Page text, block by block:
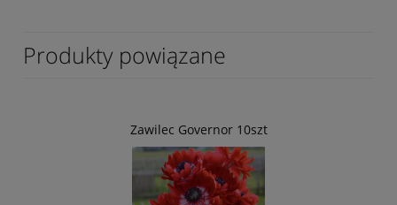
Produkty powiązane
Zawilec Governor 10szt